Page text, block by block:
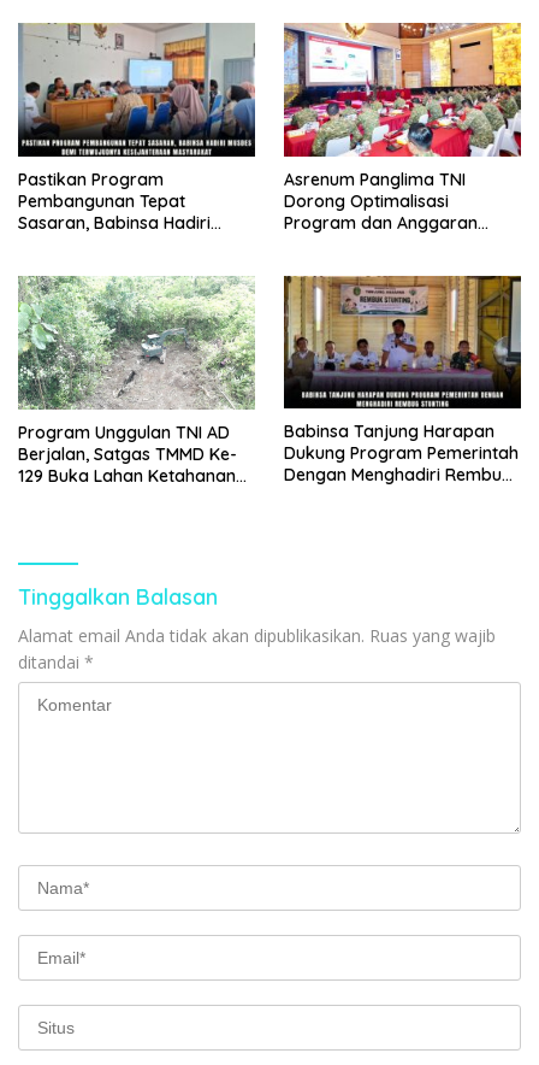
Pastikan Program
Pembangunan Tepat
Sasaran, Babinsa Hadiri
Asrenum Panglima TNI
Dorong Optimalisasi
Program dan Anggaran
Program Unggulan TNI AD
Berjalan, Satgas TMMD Ke-
129 Buka Lahan Ketahanan
Babinsa Tanjung Harapan
Dukung Program Pemerintah
Dengan Menghadiri Rembug
Tinggalkan Balasan
Alamat email Anda tidak akan dipublikasikan. Ruas yang wajib
ditandai *